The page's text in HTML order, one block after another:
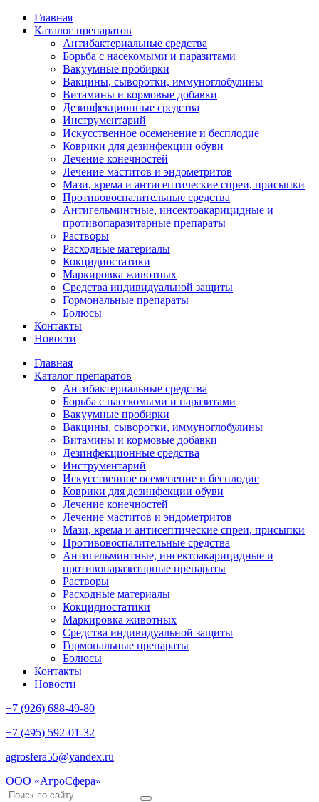
Главная
Каталог препаратов
Антибактериальные средства
Борьба с насекомыми и паразитами
Вакуумные пробирки
Вакцины, сыворотки, иммуноглобулины
Витамины и кормовые добавки
Дезинфекционные средства
Инструментарий
Искусственное осеменение и бесплодие
Коврики для дезинфекции обуви
Лечение конечностей
Лечение маститов и эндометритов
Мази, крема и антисептические спреи, присыпки
Противовоспалительные средства
Антигельминтные, инсектоакарицидные и
противопаразитарные препараты
Растворы
Расходные материалы
Кокцидиостатики
Маркировка животных
Средства индивидуальной защиты
Гормональные препараты
Болюсы
Контакты
Новости
Главная
Каталог препаратов
Антибактериальные средства
Борьба с насекомыми и паразитами
Вакуумные пробирки
Вакцины, сыворотки, иммуноглобулины
Витамины и кормовые добавки
Дезинфекционные средства
Инструментарий
Искусственное осеменение и бесплодие
Коврики для дезинфекции обуви
Лечение конечностей
Лечение маститов и эндометритов
Мази, крема и антисептические спреи, присыпки
Противовоспалительные средства
Антигельминтные, инсектоакарицидные и
противопаразитарные препараты
Растворы
Расходные материалы
Кокцидиостатики
Маркировка животных
Средства индивидуальной защиты
Гормональные препараты
Болюсы
Контакты
Новости
+7 (926) 688-49-80
+7 (495) 592-01-32
agrosfera55@yandex.ru
ООО «АгроСфера»